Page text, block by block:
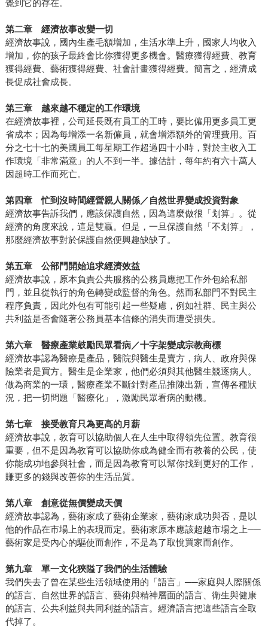
覺到它的存在。
第二章 經濟故事改變一切
經濟故事說，國內生產毛額增加，生活水準上升，國家人均收入
增加，你的孩子最終會比你獲得更多機會。醫療獲得經費、教育
獲得經費、藝術獲得經費、社會計畫獲得經費。簡言之，經濟成
長促成社會成長。
第三章 越來越不穩定的工作環境
在經濟故事裡，公司延長既有員工的工時，要比僱用更多員工更
省成本；因為每增添一名新僱員，就會增添額外的管理費用。百
分之七十七的美國員工每星期工作超過四十小時，對於主收入工
作環境「非常滿意」的人不到一半。據估計，每年約有六十萬人
因超時工作而死亡。
第四章 忙到沒時間經營親人關係／自然世界變成投資對象
經濟故事告訴我們，應該保護自然，因為這麼做很「划算」。從
經濟的角度來說，這是雙贏。但是，一旦保護自然「不划算」，
那麼經濟故事對於保護自然便興趣缺缺了。
第五章 公部門開始追求經濟效益
經濟故事說，原本負責公共服務的公務員應把工作外包給私部
門，並且從執行的角色轉變成監督的角色。然而私部門不對民主
程序負責，因此外包有可能引起一些疑慮，例如社群、民主與公
共利益是否會隨著公務員基本信條的消失而遭受損失。
第六章 醫療產業鼓勵民眾看病／十字架變成宗教商標
經濟故事認為醫療是產品，醫院與醫生是賣方，病人、政府與保
險業者是買方。醫生是企業家，他們必須與其他醫生競逐病人。
做為商業的一環，醫療產業不斷針對產品推陳出新，宣傳各種狀
況，把一切問題「醫療化」，激勵民眾看病的動機。
第七章 接受教育只為更高的月薪
經濟故事說，教育可以協助個人在人生中取得領先位置。教育很
重要，但不是因為教育可以協助你成為健全而有教養的公民，使
你能成功地參與社會，而是因為教育可以幫你找到更好的工作，
賺更多的錢與改善你的生活品質。
第八章 創意從無價變成天價
經濟故事認為，藝術家成了藝術企業家，藝術家成功與否，是以
他的作品在市場上的表現而定。藝術家原本應該超越市場之上──
藝術家是受內心的驅使而創作，不是為了取悅買家而創作。
第九章 單一文化狹隘了我們的生活體驗
我們失去了曾在某些生活領域使用的「語言」──家庭與人際關係
的語言、自然世界的語言、藝術與精神層面的語言、衛生與健康
的語言、公共利益與共同利益的語言。經濟語言把這些語言全取
代掉了。